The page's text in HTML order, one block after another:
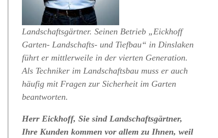
Landschaftsgärtner. Seinen Betrieb „ Eickhoff
Garten- Landschafts- und Tiefbau“ in Dinslaken
führt er mittlerweile in der vierten Generation.
Als Techniker im Landschaftsbau muss er auch
häufig mit Fragen zur Sicherheit im Garten
beantworten.
Herr Eickhoff, Sie sind Landschaftsgärtner,
Ihre Kunden kommen vor allem zu Ihnen, weil